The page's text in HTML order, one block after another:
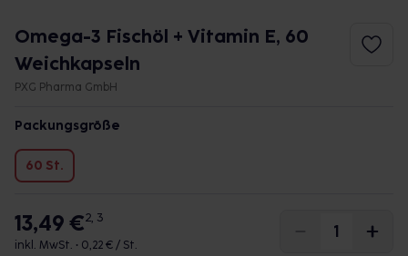
Omega-3 Fischöl + Vitamin E, 60
Weichkapseln
PXG Pharma GmbH
Packungsgröße
60 St.
13,49 €2, 3
inkl. MwSt. • 0,22 € / St.